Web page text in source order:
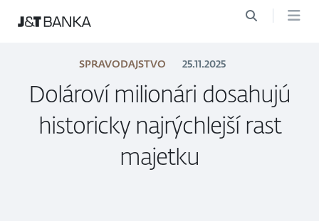
SPRAVODAJSTVO 25.11.2025
Dolároví milionári dosahujú
historicky najrýchlejší rast
majetku